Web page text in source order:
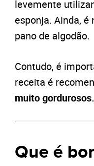
levemente
esponja. Ainda,
pano de algodão.
Contudo, é
receita é
muito gordurosos.
Que é